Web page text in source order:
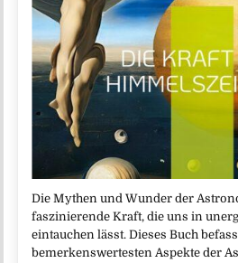
Die Mythen und Wunder der
faszinierende Kraft, die uns in
eintauchen lässt. Dieses Buch
bemerkenswertesten Aspekte der